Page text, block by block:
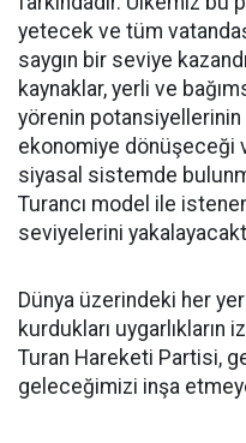
yetecek ve tüm
saygın bir seviye
kaynaklar, yerli ve
yörenin
ekonomiye dönüşeceği
siyasal sistemde
Turancı model ile
seviyelerini
Dünya üzerindeki her
kurdukları uygarlıkların
Turan Hareketi Partisi,
geleceğimizi inşa